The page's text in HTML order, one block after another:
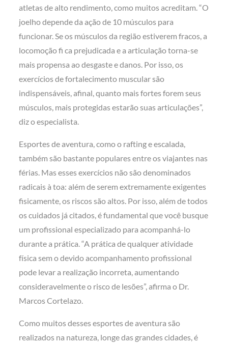
atletas de alto rendimento, como muitos acreditam. “O
joelho depende da ação de 10 músculos para
funcionar. Se os músculos da região estiverem fracos, a
locomoção fi ca prejudicada e a articulação torna-se
mais propensa ao desgaste e danos. Por isso, os
exercícios de fortalecimento muscular são
indispensáveis, afinal, quanto mais fortes forem seus
músculos, mais protegidas estarão suas articulações”,
diz o especialista.
Esportes de aventura, como o rafting e escalada,
também são bastante populares entre os viajantes nas
férias. Mas esses exercícios não são denominados
radicais à toa: além de serem extremamente exigentes
fisicamente, os riscos são altos. Por isso, além de todos
os cuidados já citados, é fundamental que você busque
um profissional especializado para acompanhá-lo
durante a prática. “A prática de qualquer atividade
física sem o devido acompanhamento profissional
pode levar a realização incorreta, aumentando
consideravelmente o risco de lesões”, afirma o Dr.
Marcos Cortelazo.
Como muitos desses esportes de aventura são
realizados na natureza, longe das grandes cidades, é